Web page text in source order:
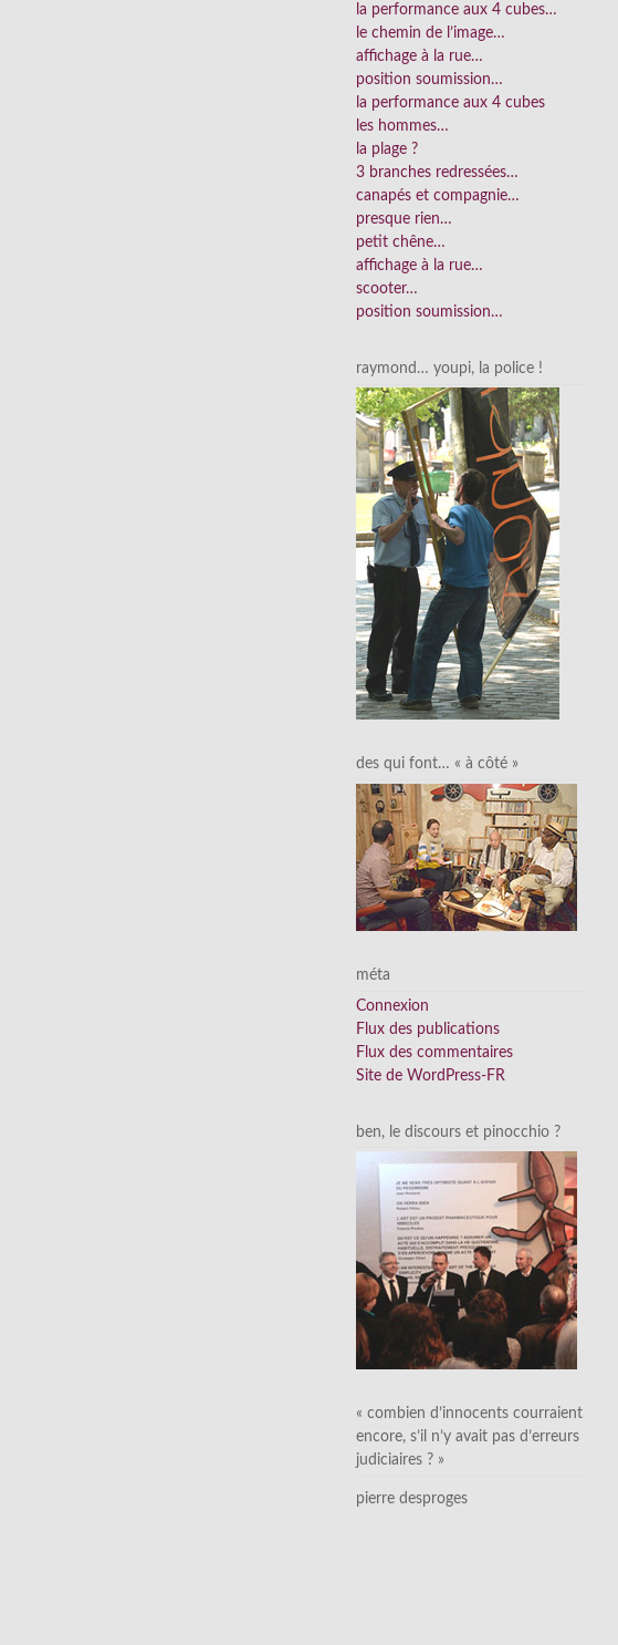
la performance aux 4 cubes…
le chemin de l’image…
affichage à la rue…
position soumission…
la performance aux 4 cubes
les hommes…
la plage ?
3 branches redressées…
canapés et compagnie…
presque rien…
petit chêne…
affichage à la rue…
scooter…
position soumission…
raymond… youpi, la police !
des qui font… « à côté »
méta
Connexion
Flux des publications
Flux des commentaires
Site de WordPress-FR
ben, le discours et pinocchio ?
« combien d’innocents courraient
encore, s’il n’y avait pas d’erreurs
judiciaires ? »
pierre desproges